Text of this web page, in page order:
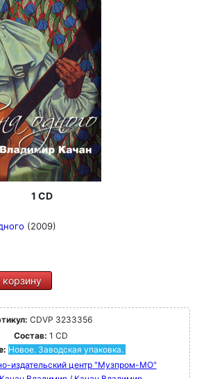
1 CD
(2009)
CDVP 3233356
Состав: 1 CD
Новое. Заводская упаковка.
издательский центр "Музпром-МО"